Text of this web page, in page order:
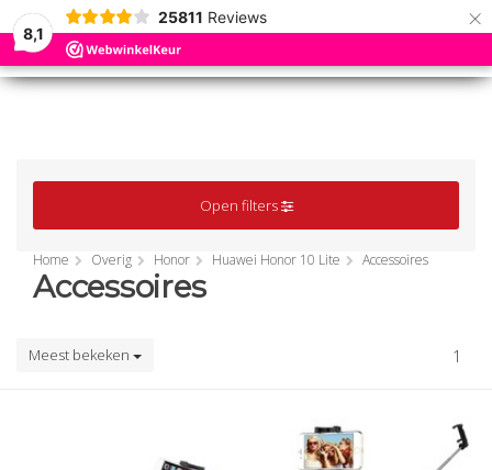
8,1
25811 Reviews ×
MENU
MENU
Open filters
Home Overig Honor Huawei Honor 10 Lite Accessoires
Accessoires
Meest bekeken 1